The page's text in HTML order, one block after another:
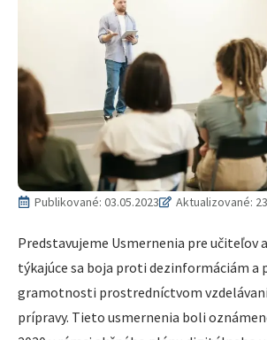
Publikované: 03.05.2023 Aktualizované:
Predstavujeme Usmernenia pre učiteľov
týkajúce sa boja proti dezinformáciám a
gramotnosti prostredníctvom
prípravy. Tieto usmernenia boli